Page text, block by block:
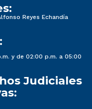
Reyes Echandía
y de 02:00 p.m. a 05:00
Judiciales